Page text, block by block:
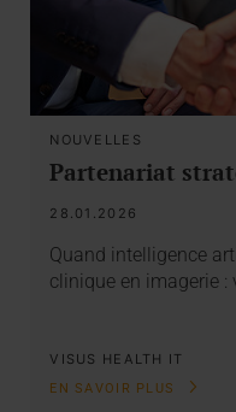
NOUVELLES
Partenariat
28.01.2026
Quand intelligence
clinique en imagerie
VISUS HEALTH IT
EN SAVOIR PLUS